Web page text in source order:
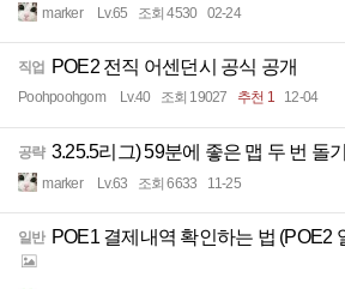
marker Lv.65 조회 4530 02-24
직업 POE2 전직 어센던시 공식 공개
Poohpoohgom Lv.40 조회 19027 추천 1 12-04
공략 3.25.5리그) 59분에 좋은 맵 두 번 돌기
marker Lv.63 조회 6633 11-25
일반 POE1 결제내역 확인하는 법 (POE2